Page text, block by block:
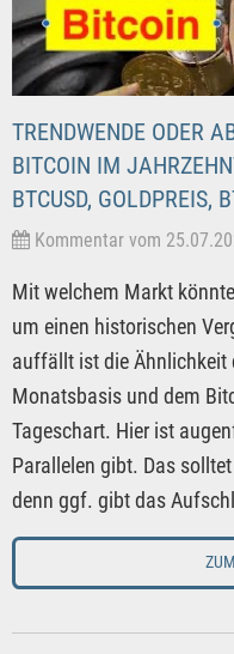
TRENDWENDE ODER
BITCOIN IM
BTCUSD, GOLDPREIS,
Kommentar vom
Mit welchem Markt
um einen historischen
auffällt ist die Ähnlichkeit
Monatsbasis und dem
Tageschart. Hier ist
Parallelen gibt. Das
denn ggf. gibt das